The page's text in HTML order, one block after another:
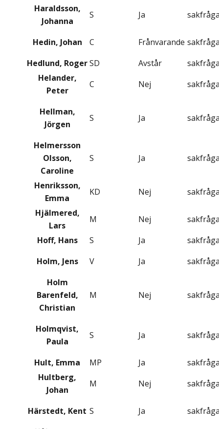
Haraldsson,
Johanna
S Ja
Hedin, Johan C Frånvarande
Hedlund, RogerSD Avstår
Helander,
Peter
C Nej
Hellman,
Jörgen
S Ja
Helmersson
Olsson,
Caroline
S Ja
Henriksson,
Emma
KD Nej
Hjälmered,
Lars
M Nej
Hoff, Hans
S Ja
Holm, Jens
V Ja
Holm
Barenfeld,
Christian
M Nej
Holmqvist,
Paula
S Ja
Hult, Emma MP Ja
Hultberg,
Johan
M Nej
Härstedt, Kent S Ja